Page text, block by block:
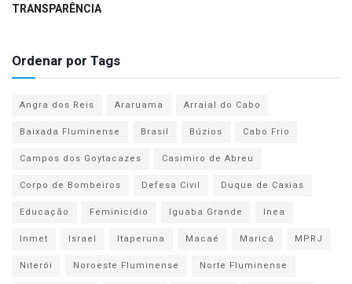
TRANSPARÊNCIA
Ordenar por Tags
Angra dos Reis Araruama
Arraial do Cabo
Baixada Fluminense
Brasil Búzios
Cabo Frio
Campos dos Goytacazes
Casimiro de Abreu
Corpo de Bombeiros
Defesa Civil
Duque de Caxias
Educação
Feminicídio Iguaba Grande
Inea
Inmet
Israel Itaperuna Macaé Maricá
MPRJ
Niterói
Noroeste Fluminense
Norte Fluminense